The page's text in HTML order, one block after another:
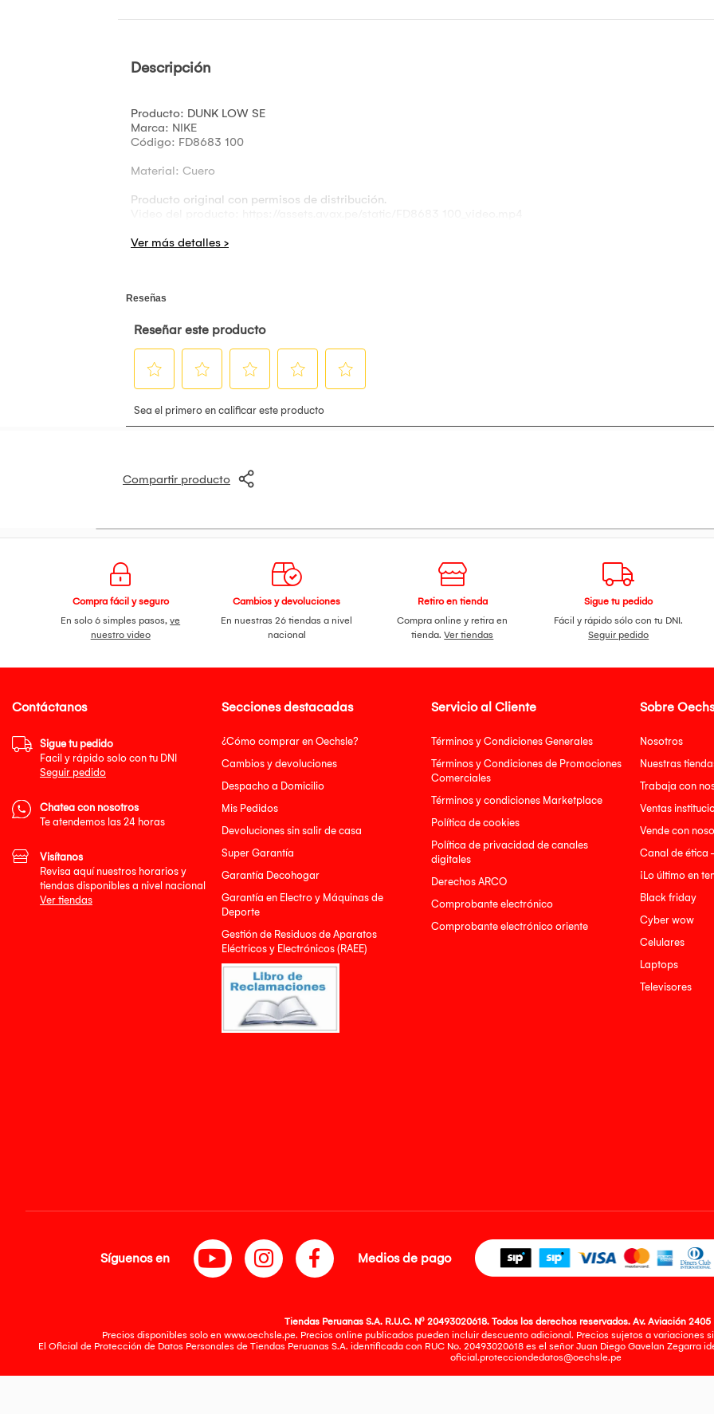
Descripción
Producto: DUNK LOW SE
Marca: NIKE
Código: FD8683 100
Material: Cuero
Producto original con permisos de distribución.
Compartir producto
Compra fácil y seguro
En solo 6 simples pasos,ve
nuestro video
Cambios y devoluciones
En nuestras 26 tiendas a nivel
nacional
Retiro en tienda
Compra online y retira en
tienda.Ver tiendas
Sigue tu pedido
Fácil y rápido sólo con tu DNI.
Seguir pedido
Secciones destacadas
¿Cómo comprar en Oechsle?
Cambios y devoluciones
Despacho a Domicilio
Mis Pedidos
Devoluciones sin salir de casa
Super Garantía
Garantía Decohogar
Garantía en Electro y Máquinas de
Deporte
Gestión de Residuos de Aparatos
Eléctricos y Electrónicos (RAEE)
Servicio al Cliente
Términos y Condiciones Generales
Términos y Condiciones de Promociones
Comerciales
Términos y condiciones Marketplace
Política de cookies
Política de privacidad de canales
digitales
Derechos ARCO
Comprobante electrónico
Comprobante electrónico oriente
Sobre
Nosotros
Nuestras
Trabaja con
Ventas
Vende con
Canal de ética
¡Lo último en
Black friday
Cyber wow
Celulares
Laptops
Televisores
Contáctanos
Sigue tu pedido
Facil y rápido solo con tu DNI
Seguir pedido
Chatea con nosotros
Te atendemos las 24 horas
Visítanos
Revisa aquí nuestros horarios y
tiendas disponibles a nivel nacional
Ver tiendas
Síguenos en Medios de pago
Tiendas Peruanas S.A. R.U.C. Nº 20493020618. Todos los derechos reservados. Av. Aviación 2405
Precios disponibles solo en www.oechsle.pe. Precios online publicados pueden incluir descuento adicional. Precios sujetos a variaciones
El Oficial de Protección de Datos Personales de Tiendas Peruanas S.A. identificada con RUC No. 20493020618 es el señor Juan Diego Gavelan Zegarra
oficial.protecciondedatos@oechsle.pe